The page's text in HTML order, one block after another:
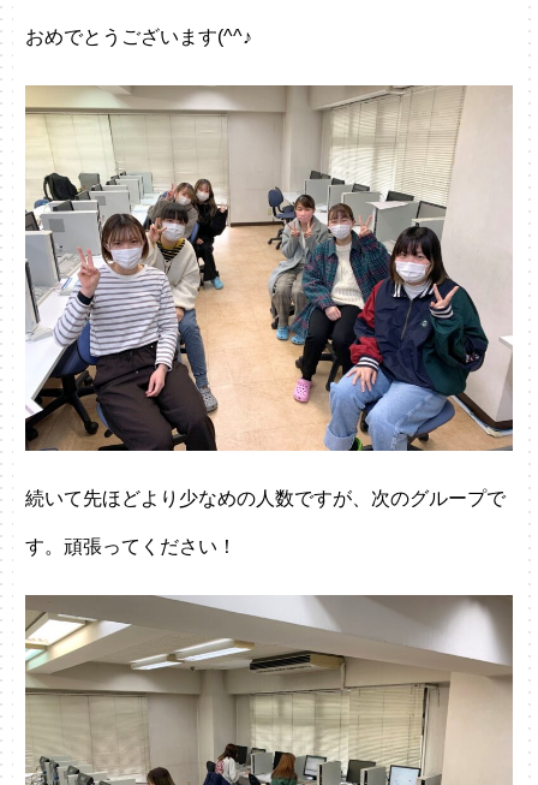
おめでとうございます(^^♪
続いて先ほどより少なめの人数ですが、次のグループで
す。頑張ってください！